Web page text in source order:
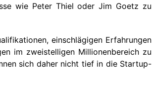
wie Peter Thiel oder Jim Goetz zu
einschlägigen Erfahrungen
im zweistelligen Millionenbereich zu
sich daher nicht tief in die Startup-